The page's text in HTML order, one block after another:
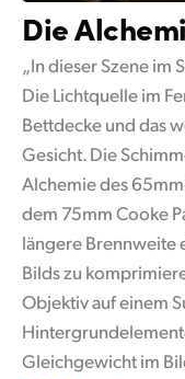
Die
„In dieser Szene im
Die Lichtquelle im
Bettdecke und das
Gesicht. Die
Alchemie des
dem 75mm Cooke
längere Brennweite
Bilds zu
Objektiv auf einem
Gleichgewicht im